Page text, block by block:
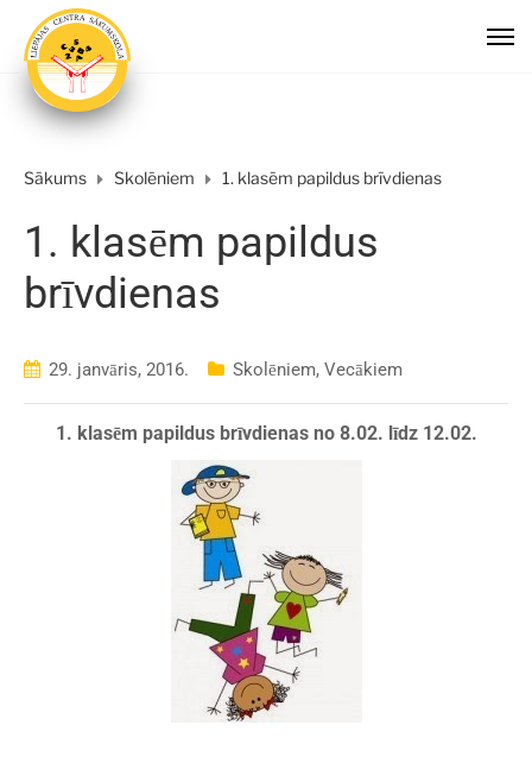
Sākums Skolēniem 1. klasēm papildus brīvdienas
1. klasēm papildus
brīvdienas
29. janvāris, 2016. Skolēniem, Vecākiem
1. klasēm papildus brīvdienas no 8.02. līdz 12.02.